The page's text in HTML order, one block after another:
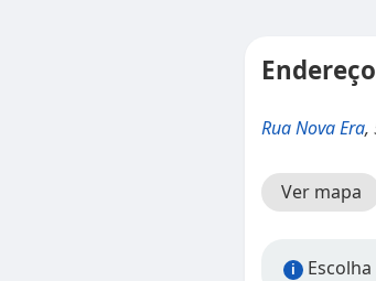
Endereço
Rua Nova Era,
Ver mapa
i